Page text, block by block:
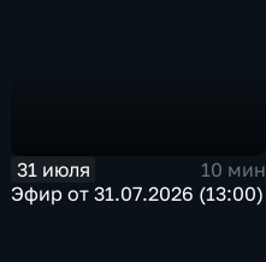
31 июля
10 мин
Эфир от 31.07.2026 (13:00)